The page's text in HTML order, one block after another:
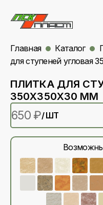
Главная Каталог
для ступеней угловая
ПЛИТКА ДЛЯ
350Х350Х30 ММ
650 ₽/ ШТ